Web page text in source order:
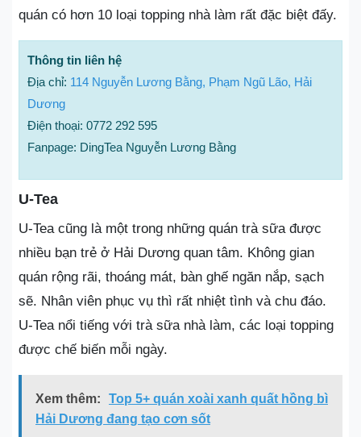
quán có hơn 10 loại topping nhà làm rất đặc biệt đấy.
Thông tin liên hệ
Địa chỉ: 114 Nguyễn Lương Bằng, Phạm Ngũ Lão, Hải
Dương
Điện thoại: 0772 292 595
Fanpage: DingTea Nguyễn Lương Bằng
U-Tea
U-Tea cũng là một trong những quán trà sữa được
nhiều bạn trẻ ở Hải Dương quan tâm. Không gian
quán rộng rãi, thoáng mát, bàn ghế ngăn nắp, sạch
sẽ. Nhân viên phục vụ thì rất nhiệt tình và chu đáo.
U-Tea nổi tiếng với trà sữa nhà làm, các loại topping
được chế biến mỗi ngày.
Xem thêm:
Top 5+ quán xoài xanh quất hồng bì
Hải Dương đang tạo cơn sốt